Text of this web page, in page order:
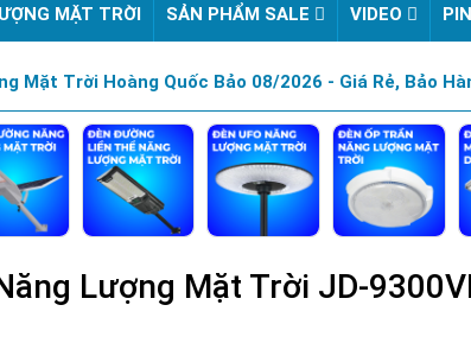
MẶT TRỜI SẢN PHẨM SALE VIDEO
Mặt Trời Hoàng Quốc Bảo 08/2026 - Giá Rẻ, Bảo
Lượng Mặt Trời JD-